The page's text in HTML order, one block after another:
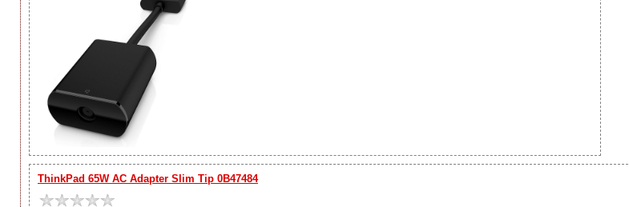
ThinkPad 65W AC Adapter Slim Tip 0B47484